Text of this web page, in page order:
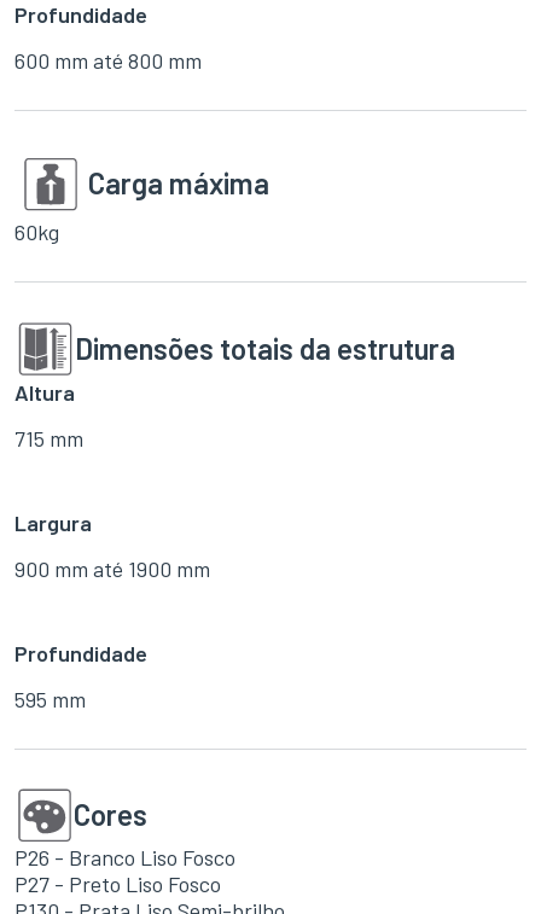
Profundidade
600 mm até 800 mm
Carga máxima
60kg
Dimensões totais da estrutura
Altura
715 mm
Largura
900 mm até 1900 mm
Profundidade
595 mm
Cores
P26 - Branco Liso Fosco
P27 - Preto Liso Fosco